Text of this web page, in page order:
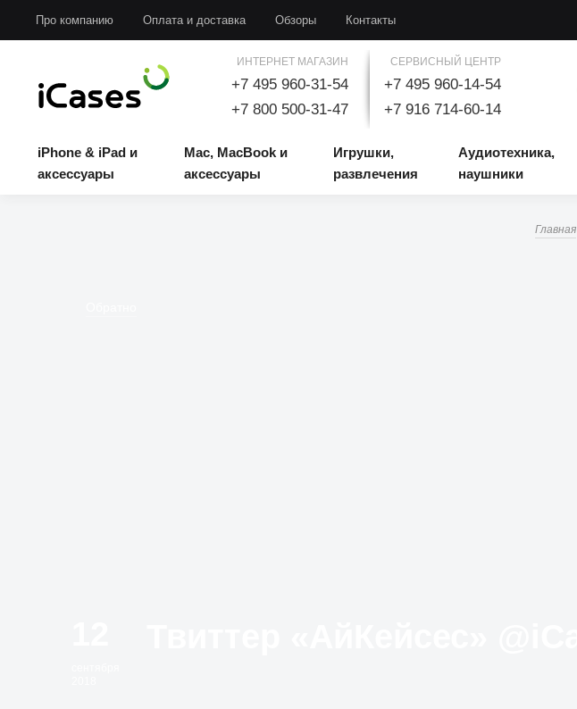
Про компанию Оплата и доставка Обзоры Контакты
ИНТЕРНЕТ МАГАЗИН
+7 495 960-31-54
+7 800 500-31-47
СЕРВИСНЫЙ ЦЕНТР
+7 495 960-14-54
+7 916 714-60-14
iPhone & iPad и
аксессуары
Mac, MacBook и
аксессуары
Игрушки,
развлечения
Аудиотехника,
наушники
Главная